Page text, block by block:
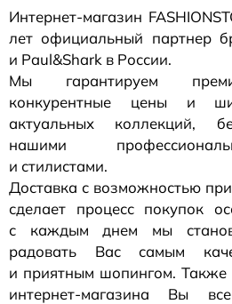
Интернет-магазин
лет официальный партнер
и Paul&Shark в России.
Мы гарантируем
конкурентные цены и
актуальных коллекций,
нашими
и стилистами.
Доставка с возможностью
сделает процесс покупок
с каждым днем мы
радовать Вас самым
и приятным шопингом. Также
интернет-магазина Вы